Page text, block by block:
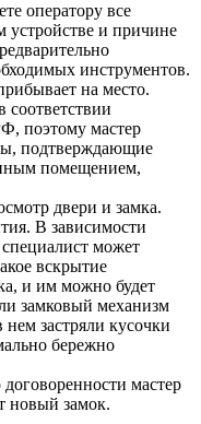
оператору все
устройстве и причине
инструментов.
на место.
соответствии
поэтому мастер
подтверждающие
помещением,
двери и замка.
В зависимости
может
вскрытие
и им можно будет
замковый механизм
застряли кусочки
бережно
мастер
новый замок.